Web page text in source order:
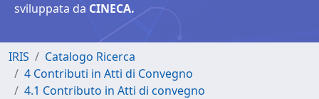
sviluppata da CINECA.
IRIS
Catalogo Ricerca
4 Contributi in Atti di Convegno
4.1 Contributo in Atti di convegno